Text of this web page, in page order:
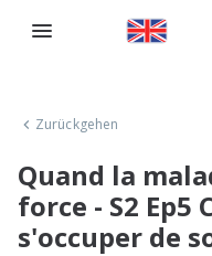
Zurückgehen
Quand la
force - S2 Ep5
s'occuper de